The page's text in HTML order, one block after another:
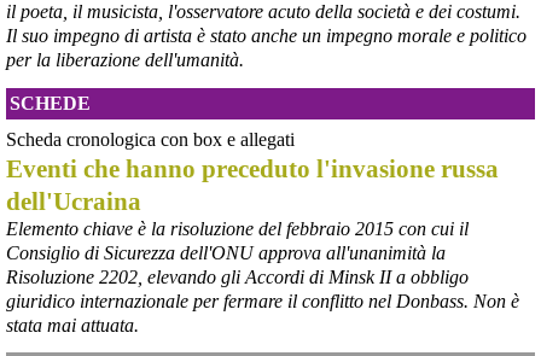
@peacelink - 6/8/2026 21:45
borsaitaliana.it/borsa/notizie
Si sta ragionando su un piano B per Taranto dopo la chiusura
dell’area a caldo dell’ILVA?
il poeta, il musicista, l'osservatore acuto della società e dei costumi.
Il suo impegno di artista è stato anche un impegno morale e politico
per la liberazione dell'umanità.
SCHEDE
Scheda cronologica con box e allegati
Eventi che hanno preceduto l'invasione russa
dell'Ucraina
Elemento chiave è la risoluzione del febbraio 2015 con cui il
Consiglio di Sicurezza dell'ONU approva all'unanimità la
Risoluzione 2202, elevando gli Accordi di Minsk II a obbligo
giuridico internazionale per fermare il conflitto nel Donbass. Non è
stata mai attuata.